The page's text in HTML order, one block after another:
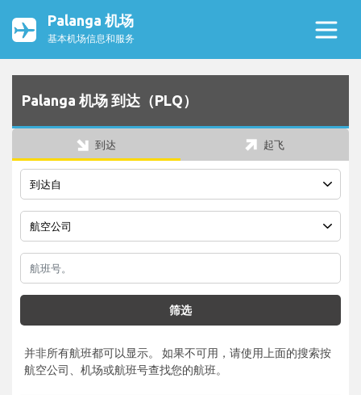
Palanga 机场
基本机场信息和服务
Palanga 机场 到达（PLQ）
到达 起飞
筛选
并非所有航班都可以显示。 如果不可用，请使用上面的搜索按
航空公司、机场或航班号查找您的航班。